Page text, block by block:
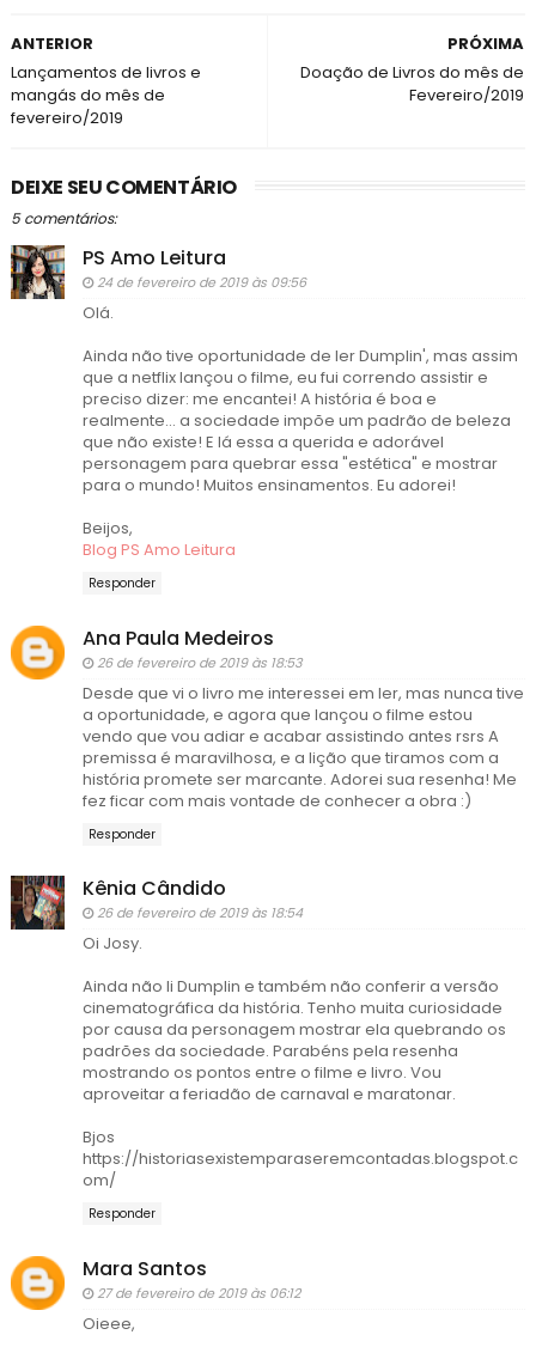
PRÓXIMA
Doação de Livros do mês de
Fevereiro/2019
ANTERIOR
Lançamentos de livros e
mangás do mês de
fevereiro/2019
DEIXE SEU COMENTÁRIO
5 comentários:
PS Amo Leitura
24 de fevereiro de 2019 às 09:56
Olá.
Ainda não tive oportunidade de ler Dumplin', mas assim
que a netflix lançou o filme, eu fui correndo assistir e
preciso dizer: me encantei! A história é boa e
realmente... a sociedade impõe um padrão de beleza
que não existe! E lá essa a querida e adorável
personagem para quebrar essa "estética" e mostrar
para o mundo! Muitos ensinamentos. Eu adorei!
Beijos,
Blog PS Amo Leitura
Responder
Ana Paula Medeiros
26 de fevereiro de 2019 às 18:53
Desde que vi o livro me interessei em ler, mas nunca tive
a oportunidade, e agora que lançou o filme estou
vendo que vou adiar e acabar assistindo antes rsrs A
premissa é maravilhosa, e a lição que tiramos com a
história promete ser marcante. Adorei sua resenha! Me
fez ficar com mais vontade de conhecer a obra :)
Responder
Kênia Cândido
26 de fevereiro de 2019 às 18:54
Oi Josy.
Ainda não li Dumplin e também não conferir a versão
cinematográfica da história. Tenho muita curiosidade
por causa da personagem mostrar ela quebrando os
padrões da sociedade. Parabéns pela resenha
mostrando os pontos entre o filme e livro. Vou
aproveitar a feriadão de carnaval e maratonar.
Bjos
https://historiasexistemparaseremcontadas.blogspot.c
om/
Responder
Mara Santos
27 de fevereiro de 2019 às 06:12
Oieee,